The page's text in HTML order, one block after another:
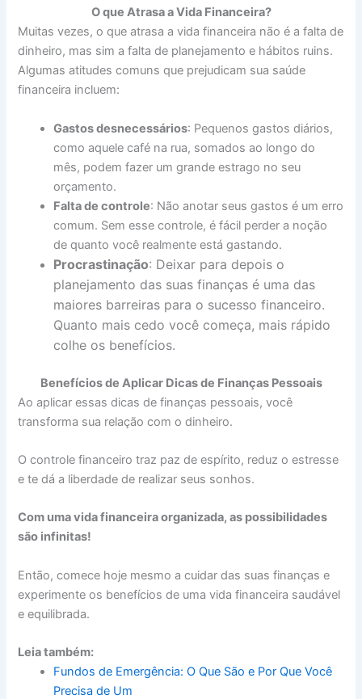
O que Atrasa a Vida Financeira?
Muitas vezes, o que atrasa a vida financeira não é a falta de
dinheiro, mas sim a falta de planejamento e hábitos ruins.
Algumas atitudes comuns que prejudicam sua saúde
financeira incluem:
Gastos desnecessários: Pequenos gastos diários,
como aquele café na rua, somados ao longo do
mês, podem fazer um grande estrago no seu
orçamento.
Falta de controle: Não anotar seus gastos é um erro
comum. Sem esse controle, é fácil perder a noção
de quanto você realmente está gastando.
Procrastinação: Deixar para depois o
planejamento das suas finanças é uma das
maiores barreiras para o sucesso financeiro.
Quanto mais cedo você começa, mais rápido
colhe os benefícios.
Benefícios de Aplicar Dicas de Finanças Pessoais
Ao aplicar essas dicas de finanças pessoais, você
transforma sua relação com o dinheiro.
O controle financeiro traz paz de espírito, reduz o estresse
e te dá a liberdade de realizar seus sonhos.
Com uma vida financeira organizada, as possibilidades
são infinitas!
Então, comece hoje mesmo a cuidar das suas finanças e
experimente os benefícios de uma vida financeira saudável
e equilibrada.
Leia também:
Fundos de Emergência: O Que São e Por Que Você
Precisa de Um